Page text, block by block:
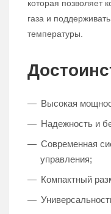
которая позволяет
газа и
температуры.
Высокая
Надежность и
Современная
управления;
Компактный